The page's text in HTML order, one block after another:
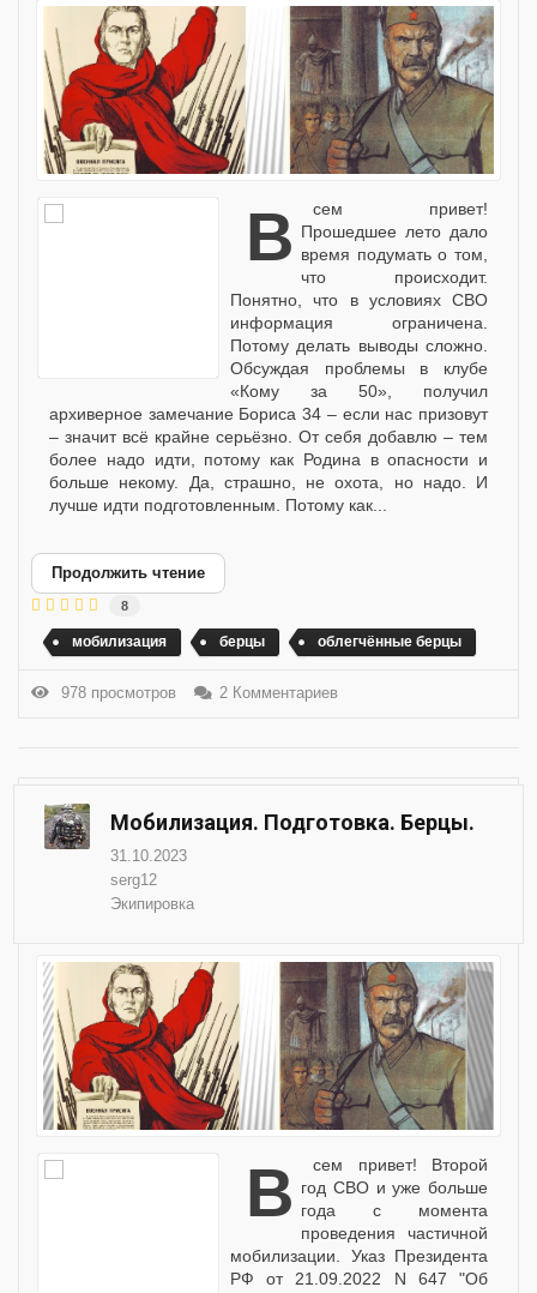
Всем привет! Прошедшее лето дало
время подумать о том,
что происходит.
Понятно, что в условиях СВО
информация ограничена.
Потому делать выводы сложно.
Обсуждая проблемы в клубе
«Кому за 50», получил
архиверное замечание Бориса 34 – если нас призовут
– значит всё крайне серьёзно. От себя добавлю – тем
более надо идти, потому как Родина в опасности и
больше некому. Да, страшно, не охота, но надо. И
лучше идти подготовленным. Потому как...
Продолжить чтение
8
мобилизация берцы облегчённые берцы
978 просмотров 2 Комментариев
Мобилизация. Подготовка. Берцы.
31.10.2023
serg12
Экипировка
Всем привет! Второй год СВО и уже больше
года с момента
проведения частичной
мобилизации. Указ Президента
РФ от 21.09.2022 N 647 "Об